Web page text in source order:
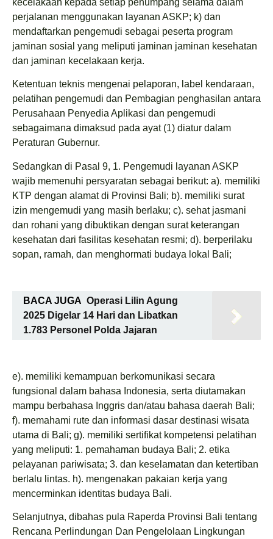
perjalanan menggunakan layanan ASKP; k) dan
mendaftarkan pengemudi sebagai peserta program
jaminan sosial yang meliputi jaminan jaminan kesehatan
dan jaminan kecelakaan kerja.
Ketentuan teknis mengenai pelaporan, label kendaraan,
pelatihan pengemudi dan Pembagian penghasilan antara
Perusahaan Penyedia Aplikasi dan pengemudi
sebagaimana dimaksud pada ayat (1) diatur dalam
Peraturan Gubernur.
Sedangkan di Pasal 9, 1. Pengemudi layanan ASKP
wajib memenuhi persyaratan sebagai berikut: a). memiliki
KTP dengan alamat di Provinsi Bali; b). memiliki surat
izin mengemudi yang masih berlaku; c). sehat jasmani
dan rohani yang dibuktikan dengan surat keterangan
kesehatan dari fasilitas kesehatan resmi; d). berperilaku
sopan, ramah, dan menghormati budaya lokal Bali;
BACA JUGA Operasi Lilin Agung
2025 Digelar 14 Hari dan Libatkan
1.783 Personel Polda Jajaran
e). memiliki kemampuan berkomunikasi secara
fungsional dalam bahasa Indonesia, serta diutamakan
mampu berbahasa Inggris dan/atau bahasa daerah Bali;
f). memahami rute dan informasi dasar destinasi wisata
utama di Bali; g). memiliki sertifikat kompetensi pelatihan
yang meliputi: 1. pemahaman budaya Bali; 2. etika
pelayanan pariwisata; 3. dan keselamatan dan ketertiban
berlalu lintas. h). mengenakan pakaian kerja yang
mencerminkan identitas budaya Bali.
Selanjutnya, dibahas pula Raperda Provinsi Bali tentang
Rencana Perlindungan Dan Pengelolaan Lingkungan